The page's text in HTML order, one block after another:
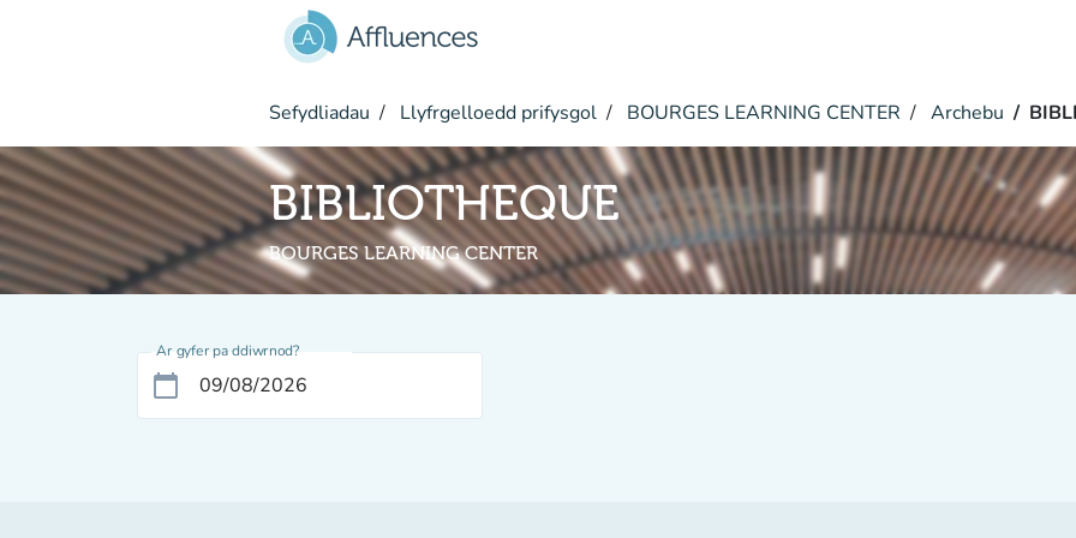
Sefydliadau Llyfrgelloedd prifysgol BOURGES LEARNING CENTER Archebu
BIBLIOTHEQUE
BOURGES LEARNING CENTER
Ar gyfer pa ddiwrnod?
calendar_today